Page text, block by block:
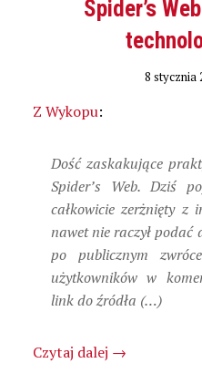
Spider’s
8 stycznia
Z Wykopu:
Dość zaskakujące
Spider’s Web. Dziś
całkowicie zerżnięty
nawet nie raczył podać
po publicznym
użytkowników w
link do źródła (…)
Czytaj dalej →